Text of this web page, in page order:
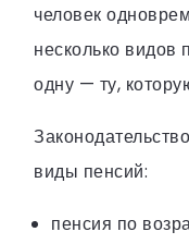
человек
несколько видов
одну — ту,
виды пенсий:
пенсия по